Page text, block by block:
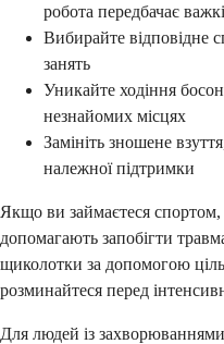
робота передбачає
Вибирайте відповідне
занять
Уникайте ходіння
незнайомих місцях
Замініть зношене
належної підтримки
Якщо ви займаєтеся спортом,
допомагають запобігти
щиколотки за допомогою
розминайтеся перед
Для людей із